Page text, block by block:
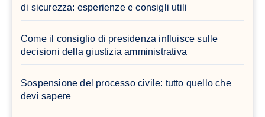
di sicurezza: esperienze e consigli utili
Come il consiglio di presidenza influisce sulle
decisioni della giustizia amministrativa
Sospensione del processo civile: tutto quello che
devi sapere